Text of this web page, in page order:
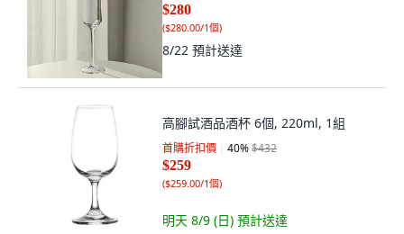
$280
($280.00/1個)
8/22 預計送達
高腳試酒品酒杯 6個, 220ml, 1組
首購折扣價 40%$432
$259
($259.00/1個)
明天 8/9 (日) 預計送達